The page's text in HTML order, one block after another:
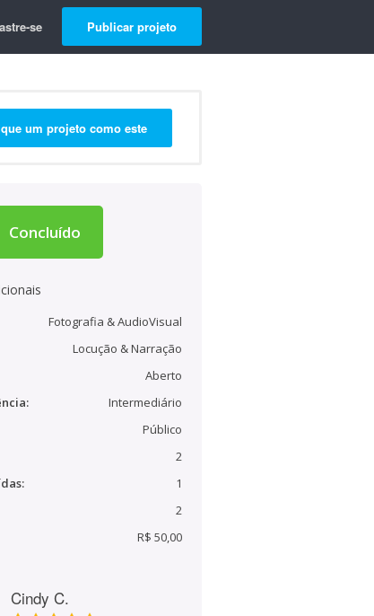
se Publicar projeto
um projeto como este
Concluído
Fotografia & AudioVisual
Locução & Narração
Aberto
Intermediário
Público
2
1
2
R$ 50,00
Cindy C.